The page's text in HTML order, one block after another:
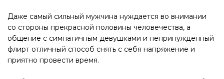
Даже самый сильный мужчина нуждается во внимании
со стороны прекрасной половины человечества, а
общение с симпатичным девушками и непринужденный
флирт отличный способ снять с себя напряжение и
приятно провести время.